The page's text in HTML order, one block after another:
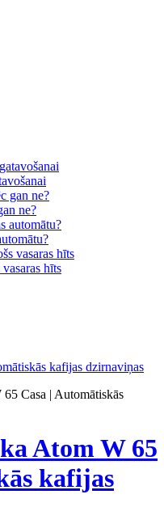
ne?
hīts
kafijas dzirnaviņas
Atom W 65
kafijas